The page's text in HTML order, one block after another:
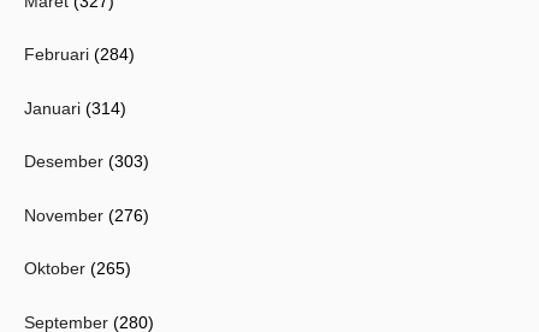
Februari (284)
Januari (314)
Desember (303)
November (276)
Oktober (265)
September (280)